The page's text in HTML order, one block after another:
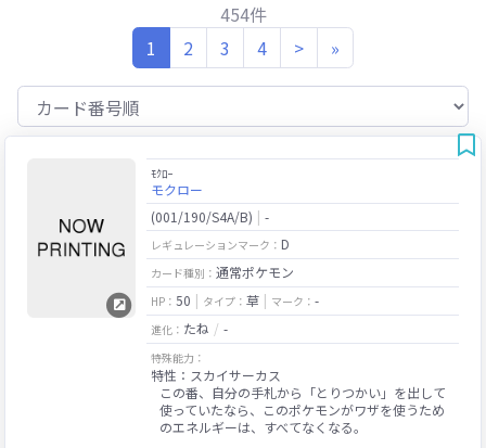
454件
1 (current)
2 3 4 > »
ﾓｸﾛｰ
モクロー
(001/190/S4A/B)
-
レギュレーションマーク： D
カード種別： 通常ポケモン
HP： 50 タイプ： 草 マーク： -
進化： たね -
特殊能力：
特性：スカイサーカス
この番、自分の手札から「とりつかい」を出して
使っていたなら、このポケモンがワザを使うため
のエネルギーは、すべてなくなる。